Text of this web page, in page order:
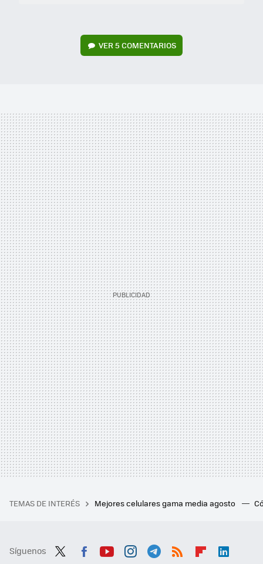
VER5 COMENTARIOS
TEMAS DE INTERÉS Mejores celulares gama media agosto
Síguenos